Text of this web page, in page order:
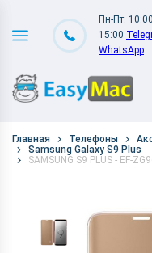
Пн-Пт:
15:00
WhatsApp
Главная Телефоны
Samsung Galaxy S9 Plus
SAMSUNG S9 PLUS - EF-